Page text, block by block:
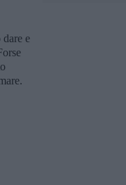
dare e